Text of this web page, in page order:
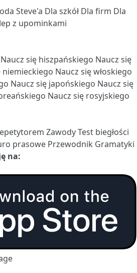
Steve'a Dla szkół Dla firm Dla
z upominkami
Naucz się hiszpańskiego Naucz się
niemieckiego Naucz się włoskiego
Naucz się japońskiego Naucz się
Naucz się rosyjskiego
ZawodyTest biegłości
prasowe Przewodnik Gramatyki
na: